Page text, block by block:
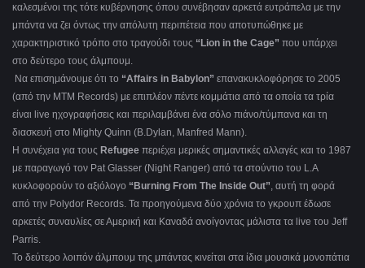
καλεσμένοι της τότε κυβέρνησης όπου συνέβησαν αρκετά ευτράπελα με την
μπάντα να ζει όντως την απόλυτη περιπέτεια που αποτυπώθηκε με
χαρακτηριστικό τρόπο στο τραγούδι τους “Lion in the Cage” που υπάρχει
στο δεύτερο τους άλμπουμ.
Να επισημάνουμε ότι το “Affairs in Babylon” επανακυκλοφόρησε το 2005
(από την MTM Records) με επιπλέον πέντε κομμάτια από τα οποία τα τρία
είναι live ηχογραφήσεις και περιλαμβάνει ένα σόλο πιάνο/τύμπανα και τη
διασκευή στο Mighty Quinn (B.Dylan, Manfred Mann).
Η συνέχεια για τους Refugee περιέχει μερικές σημαντικές αλλαγές και το 1987
με παραγωγό τον Pat Glasser (Night Ranger) από τα στούντιο του L.A
κυκλοφορούν το αξιόλογο “Burning From The Inside Out” , αυτή τη φορά
από την Polydor Records. Τα προηγούμενα δύο χρόνια το γκρουπ έδωσε
αρκετές συναυλίες σε Αμερική και Καναδά ανοίγοντας μάλιστα τα live του Jeff
Parris.
Το δεύτερο λοιπόν άλμπουμ της μπάντας κινείται στα ίδια μουσικά μονοπάτια